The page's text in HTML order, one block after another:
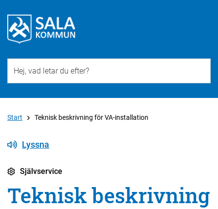
Start Teknisk beskrivning för VA-installation
Lyssna
Självservice
Teknisk beskrivning